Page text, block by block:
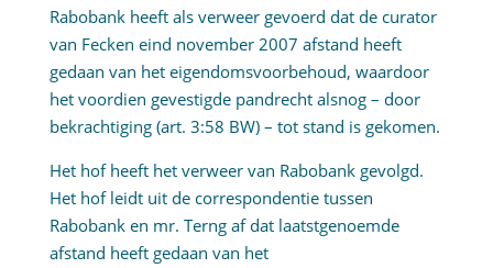
Rabobank heeft als verweer gevoerd dat de curator
van Fecken eind november 2007 afstand heeft
gedaan van het eigendomsvoorbehoud, waardoor
het voordien gevestigde pandrecht alsnog – door
bekrachtiging (art. 3:58 BW) – tot stand is gekomen.
Het hof heeft het verweer van Rabobank gevolgd.
Het hof leidt uit de correspondentie tussen
Rabobank en mr. Terng af dat laatstgenoemde
afstand heeft gedaan van het